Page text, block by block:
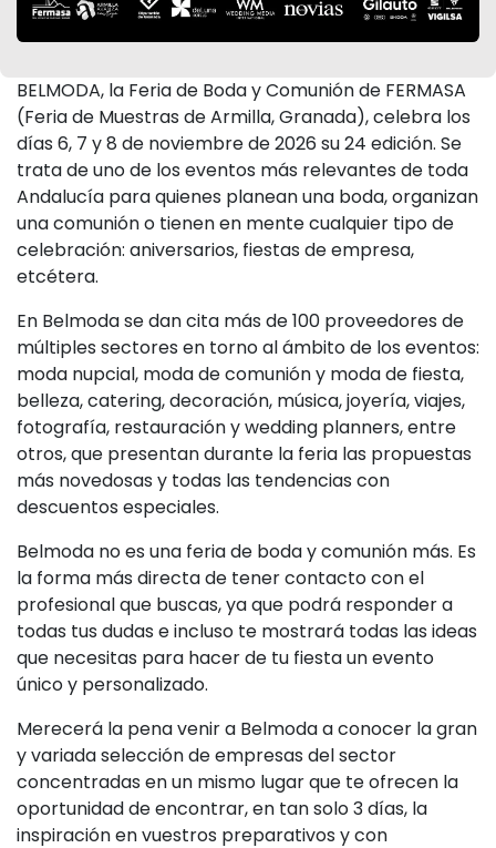
BELMODA, la Feria de Boda y Comunión de FERMASA
(Feria de Muestras de Armilla, Granada), celebra los
días 6, 7 y 8 de noviembre de 2026 su 24 edición. Se
trata de uno de los eventos más relevantes de toda
Andalucía para quienes planean una boda, organizan
una comunión o tienen en mente cualquier tipo de
celebración: aniversarios, fiestas de empresa,
etcétera.
En Belmoda se dan cita más de 100 proveedores de
múltiples sectores en torno al ámbito de los eventos:
moda nupcial, moda de comunión y moda de fiesta,
belleza, catering, decoración, música, joyería, viajes,
fotografía, restauración y wedding planners, entre
otros, que presentan durante la feria las propuestas
más novedosas y todas las tendencias con
descuentos especiales.
Belmoda no es una feria de boda y comunión más. Es
la forma más directa de tener contacto con el
profesional que buscas, ya que podrá responder a
todas tus dudas e incluso te mostrará todas las ideas
que necesitas para hacer de tu fiesta un evento
único y personalizado.
Merecerá la pena venir a Belmoda a conocer la gran
y variada selección de empresas del sector
concentradas en un mismo lugar que te ofrecen la
oportunidad de encontrar, en tan solo 3 días, la
inspiración en vuestros preparativos y con